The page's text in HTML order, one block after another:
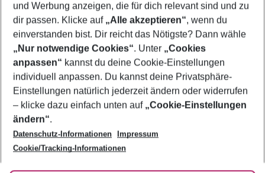
Footer
Footer navigation
Über uns
AGB
Bestpreisgarantie
Cookie-Einstellungen ändern
Cookie-Richtlinie
Agenturbetreuung
Barrierefreies Reisen
Folge uns
und Werbung anzeigen, die für dich relevant sind und zu
dir passen. Klicke auf „Alle akzeptieren“, wenn du
einverstanden bist. Dir reicht das Nötigste? Dann wähle
„Nur notwendige Cookies“. Unter „Cookies
anpassen“ kannst du deine Cookie-Einstellungen
individuell anpassen. Du kannst deine Privatsphäre-
Einstellungen natürlich jederzeit ändern oder widerrufen
– klicke dazu einfach unten auf „Cookie-Einstellungen
ändern“.
Datenschutz-Informationen
Impressum
Cookie/Tracking-Informationen